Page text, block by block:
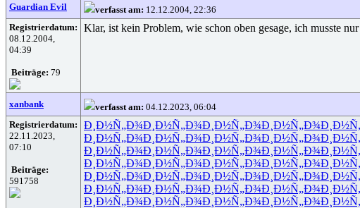
Guardian Evil verfasst am: 12.12.2004, 22:36
Registrierdatum:
08.12.2004,
04:39
Beiträge: 79
Klar, ist kein Problem, wie schon oben gesage, ich musste
xanbank verfasst am: 04.12.2023, 06:04
Registrierdatum:
22.11.2023,
07:10
Beiträge:
591758
Ð¸Ð½Ñ„Ð¾Ð¸Ð½Ñ„Ð¾Ð¸Ð½Ñ„Ð¾Ð¸Ð½Ñ„Ð¾
Ð¸Ð½Ñ„Ð¾Ð¸Ð½Ñ„Ð¾Ð¸Ð½Ñ„Ð¾Ð¸Ð½Ñ„Ð¾
Ð¸Ð½Ñ„Ð¾Ð¸Ð½Ñ„Ð¾Ð¸Ð½Ñ„Ð¾Ð¸Ð½Ñ„Ð¾
Ð¸Ð½Ñ„Ð¾Ð¸Ð½Ñ„Ð¾Ð¸Ð½Ñ„Ð¾Ð¸Ð½Ñ„Ð¾
Ð¸Ð½Ñ„Ð¾Ð¸Ð½Ñ„Ð¾Ð¸Ð½Ñ„Ð¾Ð¸Ð½Ñ„Ð¾
Ð¸Ð½Ñ„Ð¾Ð¸Ð½Ñ„Ð¾Ð¸Ð½Ñ„Ð¾Ð¸Ð½Ñ„Ð¾
Ð¸Ð½Ñ„Ð¾Ð¸Ð½Ñ„Ð¾Ð¸Ð½Ñ„Ð¾Ð¸Ð½Ñ„Ð¾